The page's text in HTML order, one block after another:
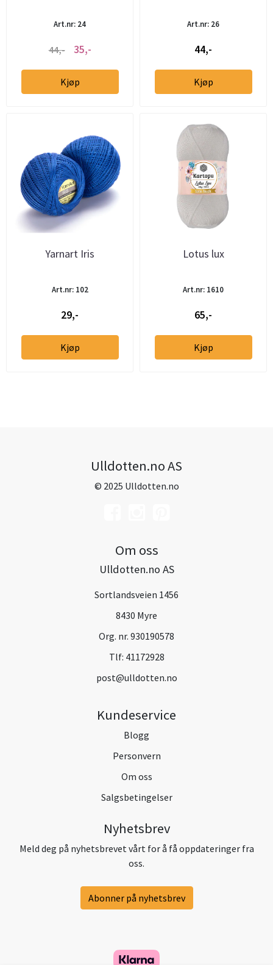
Art.nr: 24
44,- 35,-
Kjøp
Art.nr: 26
44,-
Kjøp
Yarnart Iris
Art.nr: 102
29,-
Kjøp
Lotus lux
Art.nr: 1610
65,-
Kjøp
Ulldotten.no AS
© 2025 Ulldotten.no
Om oss
Ulldotten.no AS
Sortlandsveien 1456
8430 Myre
Org. nr. 930190578
Tlf: 41172928
post@ulldotten.no
Kundeservice
Blogg
Personvern
Om oss
Salgsbetingelser
Nyhetsbrev
Meld deg på nyhetsbrevet vårt for å få oppdateringer fra
oss.
Abonner på nyhetsbrev